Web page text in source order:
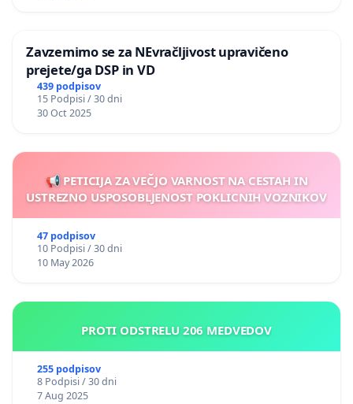
Zavzemimo se za NEvračljivost upravičeno
prejete/ga DSP in VD
439 podpisov
15 Podpisi / 30 dni
30 Oct 2025
📢 PETICIJA ZA VEČJO VARNOST NA CESTAH IN
USTREZNO USPOSOBLJENOST POKLICNIH VOZNIKOV
47 podpisov
10 Podpisi / 30 dni
10 May 2026
PROTI ODSTRELU 206 MEDVEDOV
255 podpisov
8 Podpisi / 30 dni
7 Aug 2025